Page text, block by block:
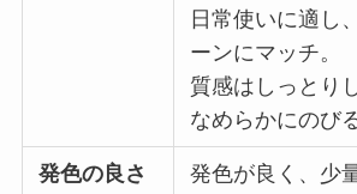
日常使いに適し
ーンにマッチ。
質感はしっとり
なめらかにのびる
発色の良さ
発色が良く、少